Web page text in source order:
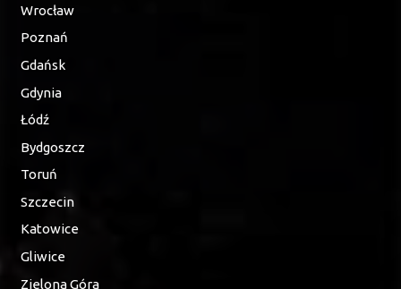
Wrocław
Poznań
Gdańsk
Gdynia
Łódź
Bydgoszcz
Toruń
Szczecin
Katowice
Gliwice
Zielona Góra